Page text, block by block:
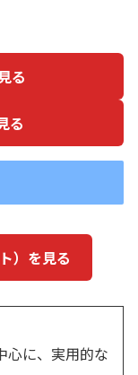
る
る
）を見る
心に、実用的な